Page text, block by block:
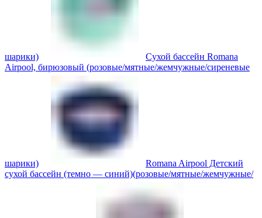
шарики)
Сухой бассейн Romana
Airpool, бирюзовый (розовые/мятные/жемчужные/сиреневые
шарики)
Romana Airpool Детский
сухой бассейн (темно — синий)(розовые/мятные/жемчужные/